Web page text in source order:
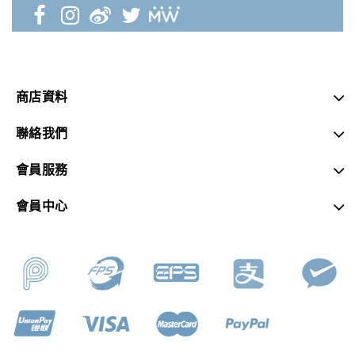
商店資料
聯絡我們
會員服務
會員中心